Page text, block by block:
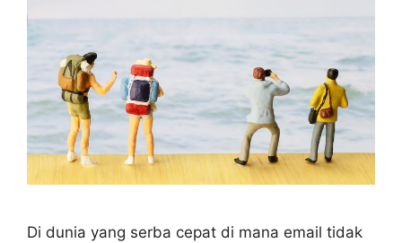
Di dunia yang serba cepat di mana email tidak